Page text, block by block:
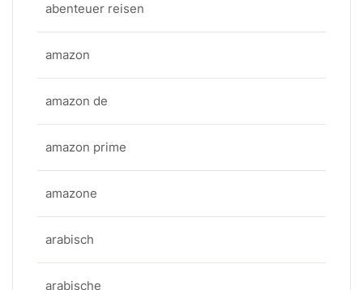
abenteuer reisen
amazon
amazon de
amazon prime
amazone
arabisch
arabische